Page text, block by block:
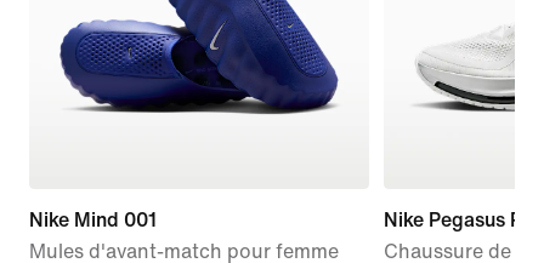
Nike Mind 001
Mules d'avant-match pour femme
Nike Pegasus
Chaussure de